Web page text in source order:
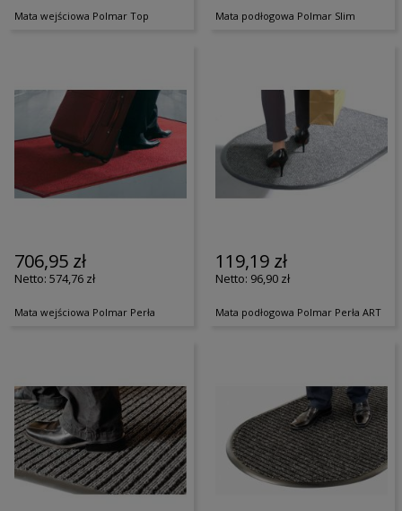
Mata wejściowa Polmar Top Mata podłogowa Polmar Slim
706,95 zł
574,76 zł
Mata wejściowa Polmar Perła
119,19 zł
96,90 zł
Mata podłogowa Polmar Perła ART